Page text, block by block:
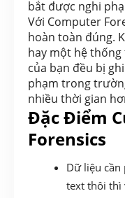
bắt được nghi
Với Computer
hoàn toàn đúng.
hay một hệ
của bạn đều bị
phạm trong
nhiều thời gian
Đặc Điểm
Forensics
Dữ liệu
text thôi thì